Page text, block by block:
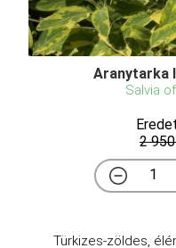
Aranytarka
Salvia
2
Türkizes-zöldes,